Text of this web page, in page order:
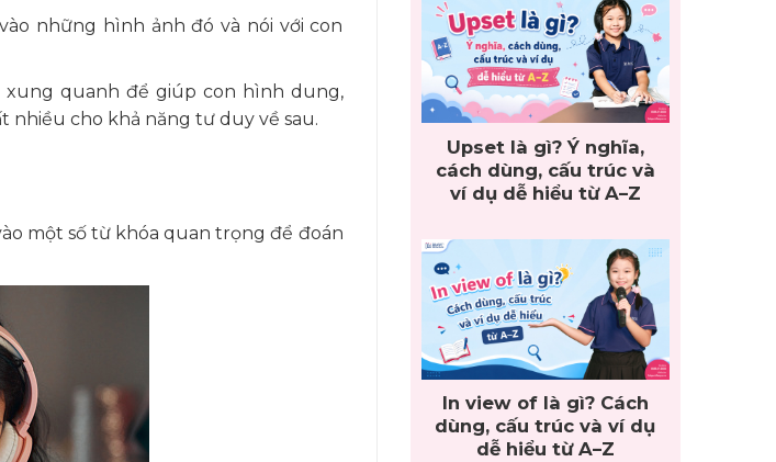
những hình ảnh đó và nói với con
quanh để giúp con hình dung,
nhiều cho khả năng tư duy về sau.
một số từ khóa quan trọng để đoán
Upset là gì? Ý nghĩa,
cách dùng, cấu trúc và
ví dụ dễ hiểu từ A–Z
In view of là gì? Cách
dùng, cấu trúc và ví dụ
dễ hiểu từ A–Z